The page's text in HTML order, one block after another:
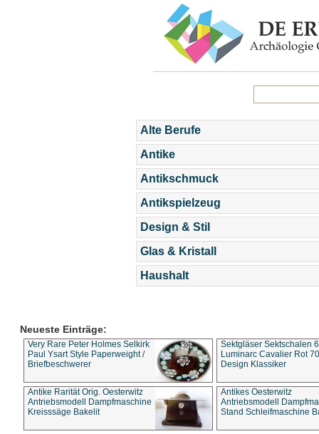
Alte Berufe
Antike
Antikschmuck
Antikspielzeug
Design & Stil
Glas & Kristall
Haushalt
Neueste Einträge:
Very Rare Peter Holmes Selkirk
Paul Ysart Style Paperweight /
Briefbeschwerer
Sektgläser Sektschalen
Luminarc Cavalier Rot
Design Klassiker
Antike Rarität Orig. Oesterwitz
Antriebsmodell Dampfmaschine
Kreisssäge Bakelit
Antikes Oesterwitz
Antriebsmodell
Stand Schleifmaschine